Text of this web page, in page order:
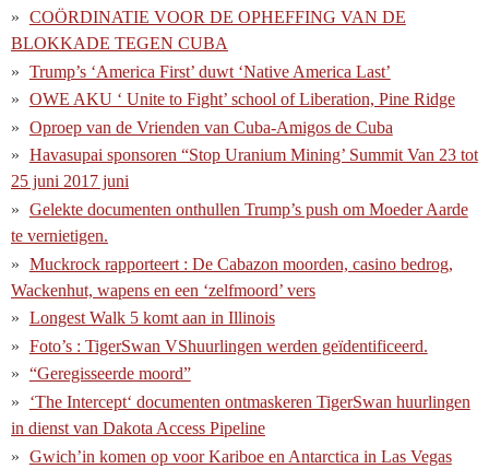
COÖRDINATIE VOOR DE OPHEFFING VAN DE
BLOKKADE TEGEN CUBA
Trump’s ‘America First’ duwt ‘Native America Last’
OWE AKU ‘ Unite to Fight’ school of Liberation, Pine Ridge
Oproep van de Vrienden van Cuba-Amigos de Cuba
Havasupai sponsoren “Stop Uranium Mining’ Summit Van 23 tot
25 juni 2017 juni
Gelekte documenten onthullen Trump’s push om Moeder Aarde
te vernietigen.
Muckrock rapporteert : De Cabazon moorden, casino bedrog,
Wackenhut, wapens en een ‘zelfmoord’ vers
Longest Walk 5 komt aan in Illinois
Foto’s : TigerSwan VShuurlingen werden geïdentificeerd.
“Geregisseerde moord”
‘The Intercept‘ documenten ontmaskeren TigerSwan huurlingen
in dienst van Dakota Access Pipeline
Gwich’in komen op voor Kariboe en Antarctica in Las Vegas